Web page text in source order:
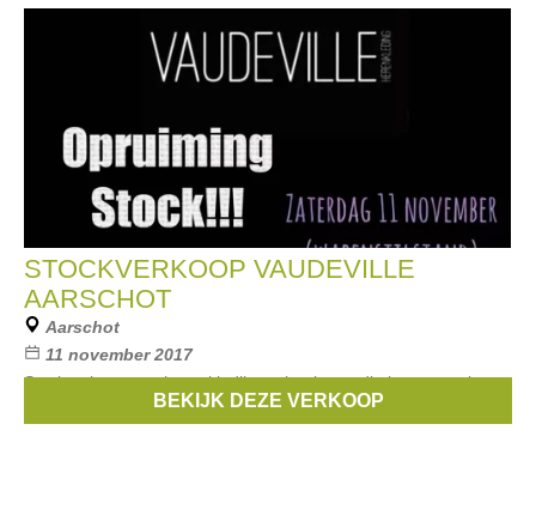
STOCKVERKOOP VAUDEVILLE
AARSCHOT
Aarschot
11 november 2017
Stockverkoop van herenkledij met kortingen die kunnen oplopen
BEKIJK DEZE VERKOOP